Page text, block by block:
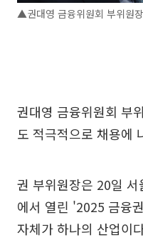
▲권대영 금융위원회 부위원
권대영 금융위원회 부
도 적극적으로 채용에
권 부위원장은 20일
에서 열린 '2025 금융
자체가 하나의 산업이